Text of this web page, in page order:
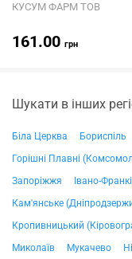
КУСУМ ФАРМ ТОВ
161.00 грн
Шукати в інших
Біла Церква Бориспіль
Горішні Плавні
Запоріжжя
Івано-
Кам'янське
Кропивницький
Миколаїв
Мукачево